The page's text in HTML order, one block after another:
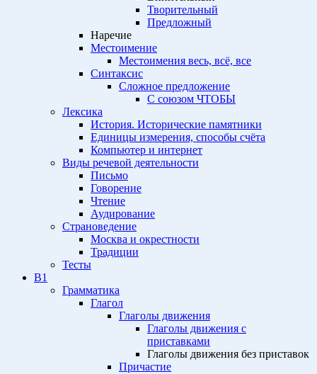
Творительный
Предложный
Наречие
Местоимение
Местоимения весь, всё, все
Синтаксис
Сложное предложение
С союзом ЧТОБЫ
Лексика
История. Исторические памятники
Единицы измерения, способы счёта
Компьютер и интернет
Виды речевой деятельности
Письмо
Говорение
Чтение
Аудирование
Страноведение
Москва и окрестности
Традиции
Тесты
B1
Грамматика
Глагол
Глаголы движения
Глаголы движения с
приставками
Глаголы движения без приставок
Причастие